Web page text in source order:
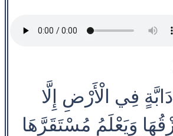
فِي الْأَرْضِ إِلَّا
وَيَعْلَمُ مُسْتَقَرَّهَا